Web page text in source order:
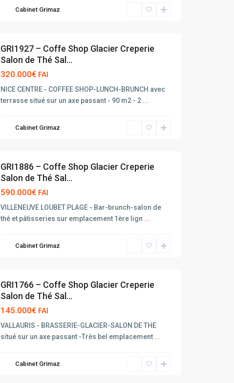
Cabinet Grimaz
GRI1927 – Coffe Shop Glacier Creperie
Salon de Thé Sal...
320.000€ FAI
NICE CENTRE - COFFEE SHOP-LUNCH-BRUNCH avec
terrasse situé sur un axe passant - 90 m2 - 2 ...
Cabinet Grimaz
GRI1886 – Coffe Shop Glacier Creperie
Salon de Thé Sal...
590.000€ FAI
VILLENEUVE LOUBET PLAGE - Bar-brunch-salon de
thé et pâtisseries sur emplacement 1ère lign ...
Cabinet Grimaz
GRI1766 – Coffe Shop Glacier Creperie
Salon de Thé Sal...
145.000€ FAI
VALLAURIS - BRASSERIE-GLACIER-SALON DE THE
situé sur un axe passant -Très bel emplacement ...
Cabinet Grimaz